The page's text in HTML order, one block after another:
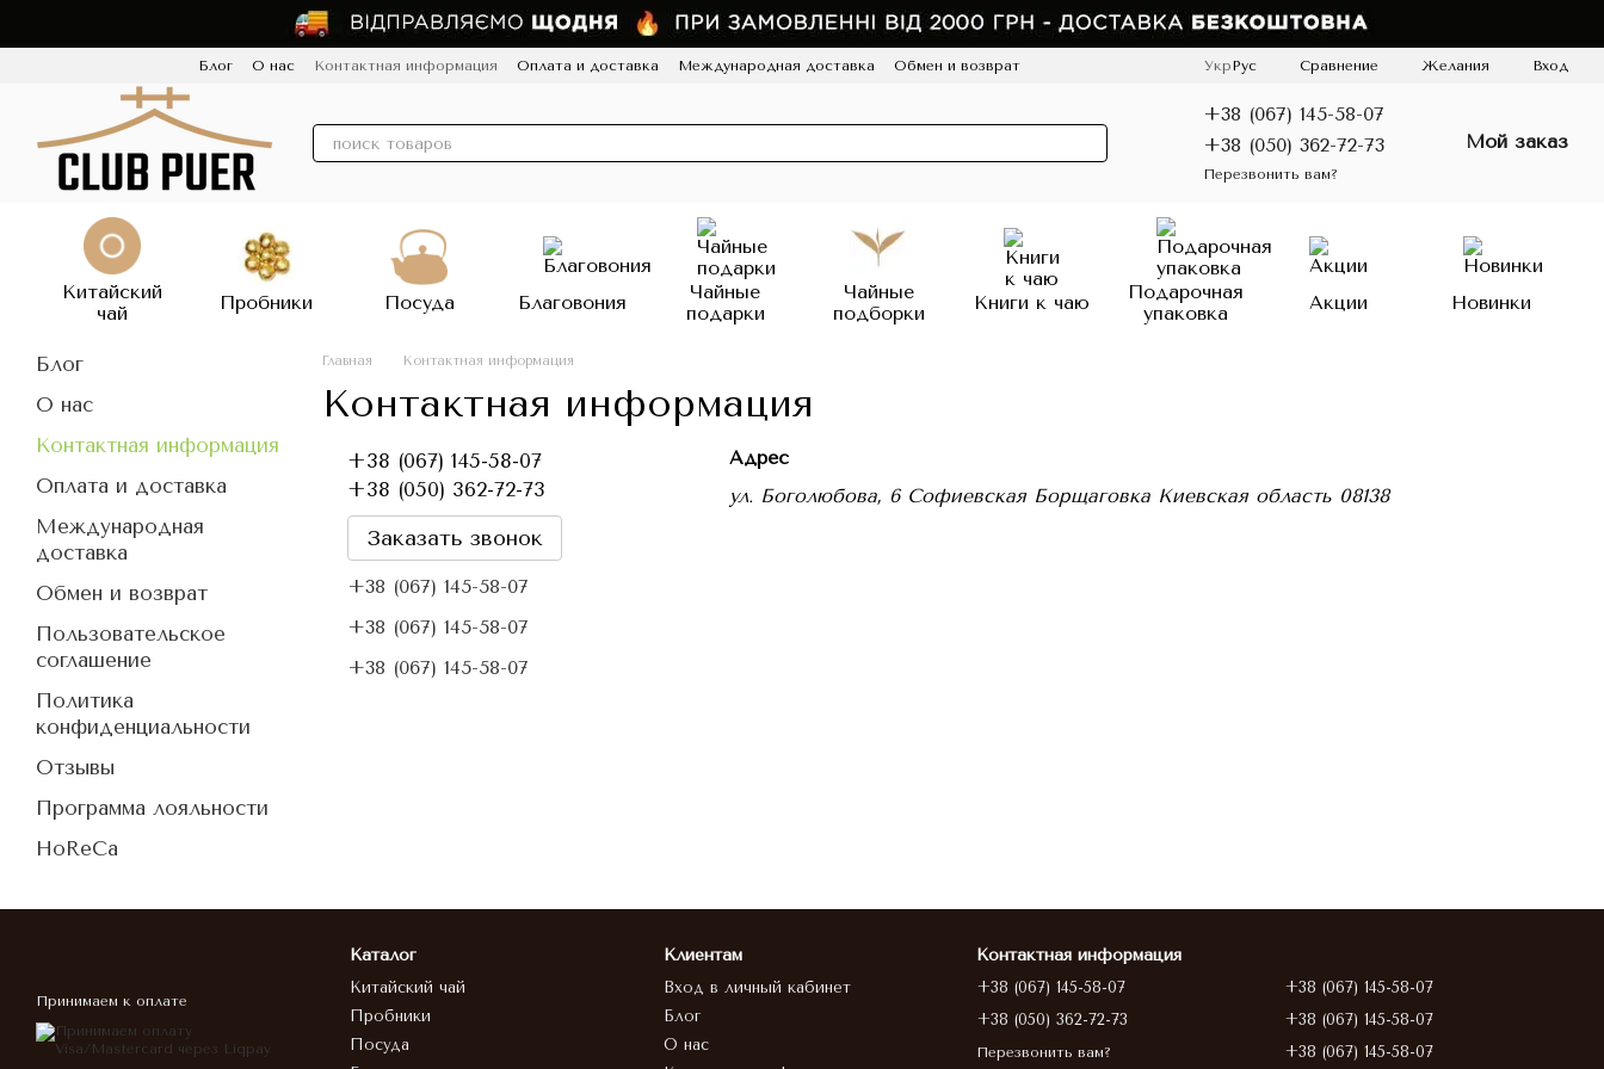
Блог О нас Контактная информация Оплата и доставка Международная доставка
Обмен и возврат
УкрРус Сравнение Желания Вход
+38 (067) 145-58-07
+38 (050) 362-72-73
Перезвонить вам?
Мой заказ
Китайский
чай
Пробники Посуда Благовония
Чайные
подарки
Чайные
подборки
Книги к чаю
Подарочная
упаковка
Акции Новинки
Главная Контактная информация
Контактная информация
+38 (067) 145-58-07
+38 (050) 362-72-73
Заказать звонок
+38 (067) 145-58-07
+38 (067) 145-58-07
+38 (067) 145-58-07
Адрес
ул. Боголюбова, 6 Софиевская Борщаговка Киевская область 08138
Блог
О нас
Контактная информация
Оплата и доставка
Международная
доставка
Обмен и возврат
Пользовательское
соглашение
Политика
конфиденциальности
Отзывы
Программа лояльности
HoReCa
Принимаем к оплате
Каталог
Китайский чай
Пробники
Посуда
Клиентам
Вход в личный кабинет
Блог
О нас
Контактная информация
+38 (067) 145-58-07
+38 (050) 362-72-73
Перезвонить вам?
+38 (067) 145-58-07
+38 (067) 145-58-07
+38 (067) 145-58-07